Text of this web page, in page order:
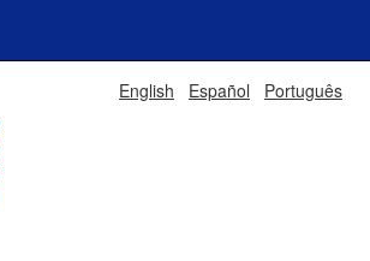
English Español Português